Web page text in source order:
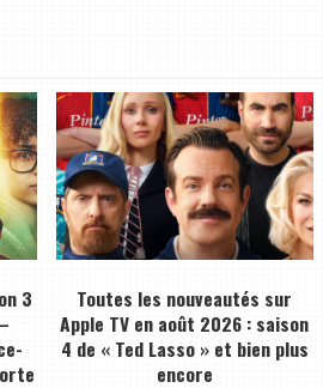
3
Toutes les nouveautés sur
Apple TV en août 2026 : saison
4 de « Ted Lasso » et bien plus
encore